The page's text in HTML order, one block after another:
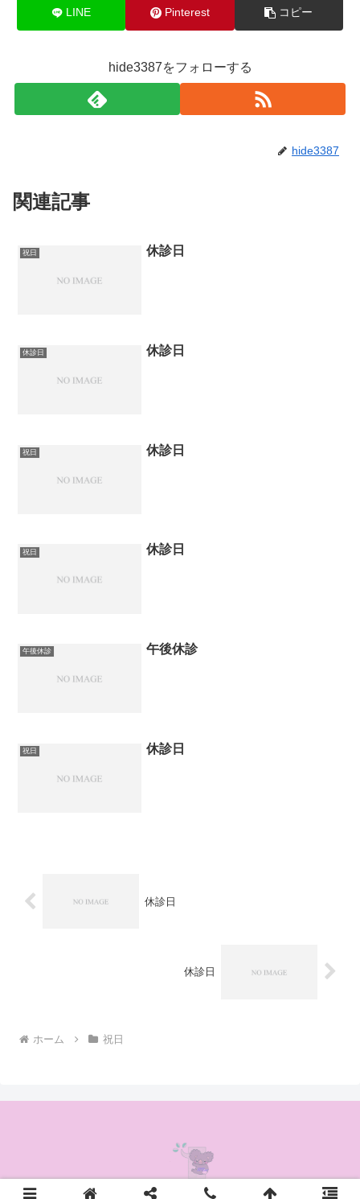
LINE Pinterest コピー
hide3387をフォローする
hide3387
関連記事
祝日 休診日
休診日 休診日
祝日 休診日
祝日 休診日
午後休診 午後休診
祝日 休診日
休診日
休診日
ホーム 祝日
© 2020 かんの耳鼻咽喉科クリニック.